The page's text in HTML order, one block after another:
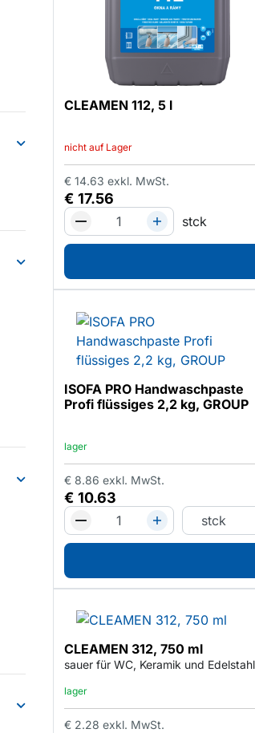
CLEAMEN 112, 5 l
nicht auf Lager
€ 17.56
€ 14.63 exkl. MwSt.
stck
ISOFA PRO Handwaschpaste
Profi flüssiges 2,2 kg, GROUP
lager
€ 10.63
€ 8.86 exkl. MwSt.
CLEAMEN 312, 750 ml
sauer für WC, Keramik und Edelstahl
lager
€ 2.28 exkl. MwSt.